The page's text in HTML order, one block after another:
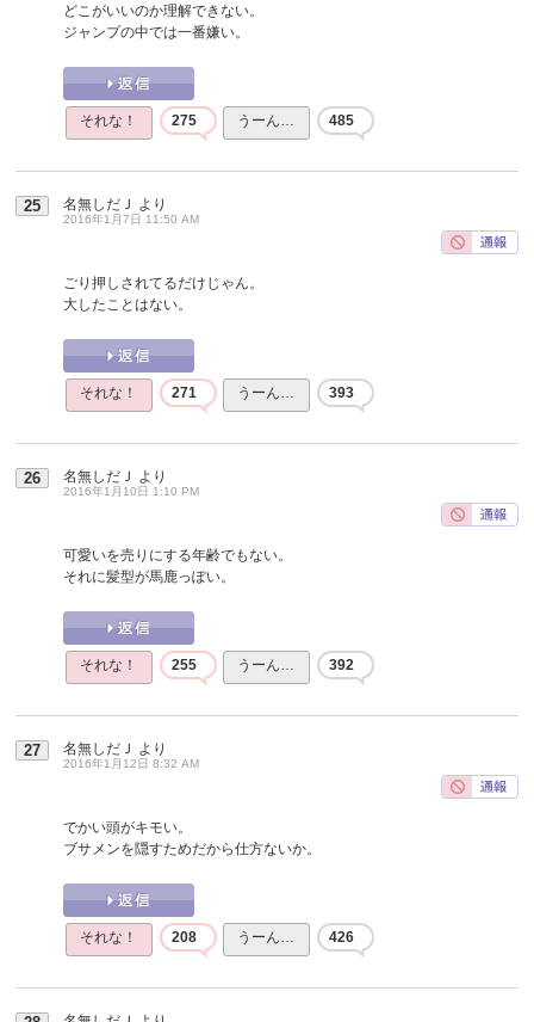
どこがいいのか理解できない。
ジャンプの中では一番嫌い。
それな！ 275 うーん… 485
25 名無しだＪ より
2016年1月7日 11:50 AM
ごり押しされてるだけじゃん。
大したことはない。
それな！ 271 うーん… 393
26 名無しだＪ より
2016年1月10日 1:10 PM
可愛いを売りにする年齢でもない。
それに髪型が馬鹿っぽい。
それな！ 255 うーん… 392
27 名無しだＪ より
2016年1月12日 8:32 AM
でかい頭がキモい。
ブサメンを隠すためだから仕方ないか。
それな！ 208 うーん… 426